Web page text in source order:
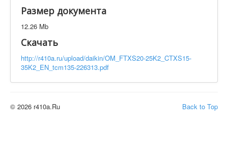
Элементов на страницу
Размер документа
12.26 Mb
Скачать
http://r410a.ru/upload/daikin/OM_FTXS20-25K2_CTXS15-
35K2_EN_tcm135-226313.pdf
Back to Top
© 2026 r410a.Ru